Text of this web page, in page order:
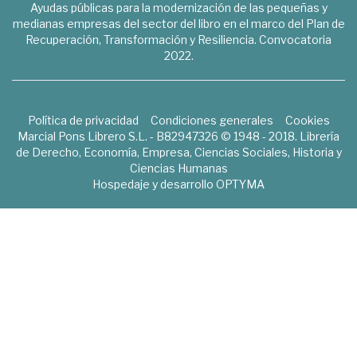
Ayudas públicas para la modernización de las pequeñas y
medianas empresas del sector del libro en el marco del Plan de
Recuperación, Transformación y Resiliencia. Convocatoria
2022.
Política de privacidad Condiciones generales
Cookies
Marcial Pons Librero S.L. - B82947326 © 1948 - 2018. Librería
de Derecho, Economía, Empresa, Ciencias Sociales, Historia y
Ciencias Humanas
Hospedaje y desarrollo OPTYMA